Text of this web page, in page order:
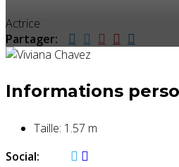
Actrice
Partager:
Informations
Taille: 1.57 m
Social: